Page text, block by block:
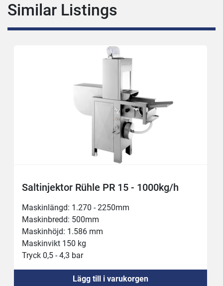
Similar Listings
Saltinjektor Rühle PR 15 - 1000kg/h
Maskinlängd: 1.270 - 2250mm
Maskinbredd: 500mm
Maskinhöjd: 1.586 mm
Maskinvikt 150 kg
Tryck 0,5 - 4,3 bar
Inloppshöjd 180 mm
Lägg till i varukorgen